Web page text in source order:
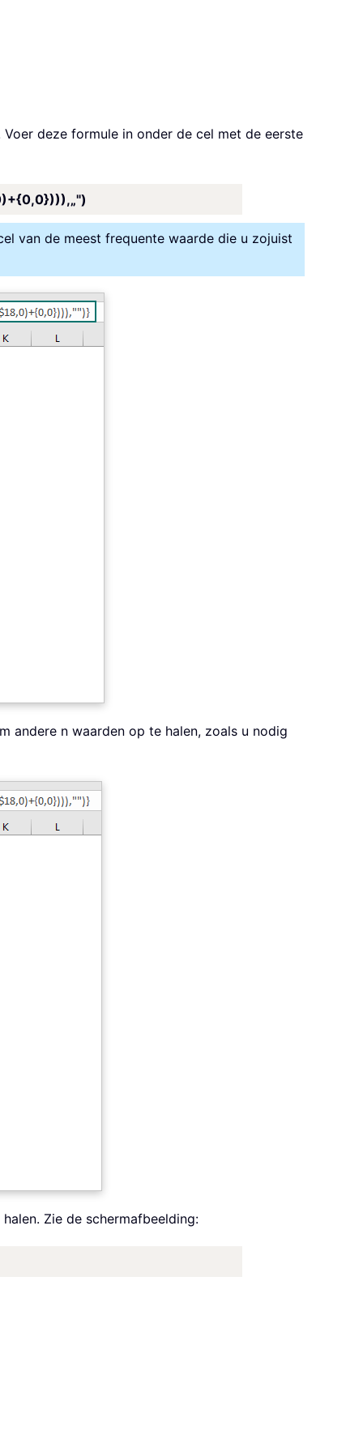
deze formule in onder de cel met de eerste
van de meest frequente waarde die u zojuist
andere n waarden op te halen, zoals u nodig
Zie de schermafbeelding: